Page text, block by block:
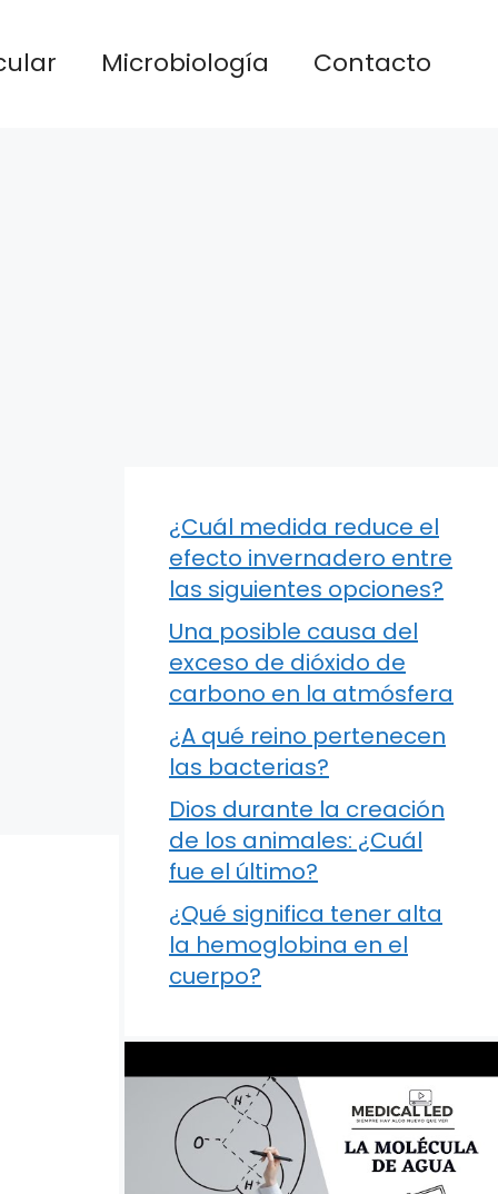
Microbiología Contacto
¿Cuál medida reduce el
efecto invernadero entre
las siguientes opciones?
Una posible causa del
exceso de dióxido de
carbono en la atmósfera
¿A qué reino pertenecen
las bacterias?
Dios durante la creación
de los animales: ¿Cuál
fue el último?
¿Qué significa tener alta
la hemoglobina en el
cuerpo?